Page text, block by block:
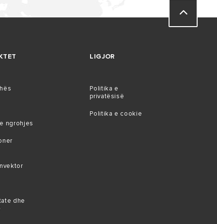
ngrohjes
dhe
LIGJOR
Politika e
privatësisë
Politika e cookie